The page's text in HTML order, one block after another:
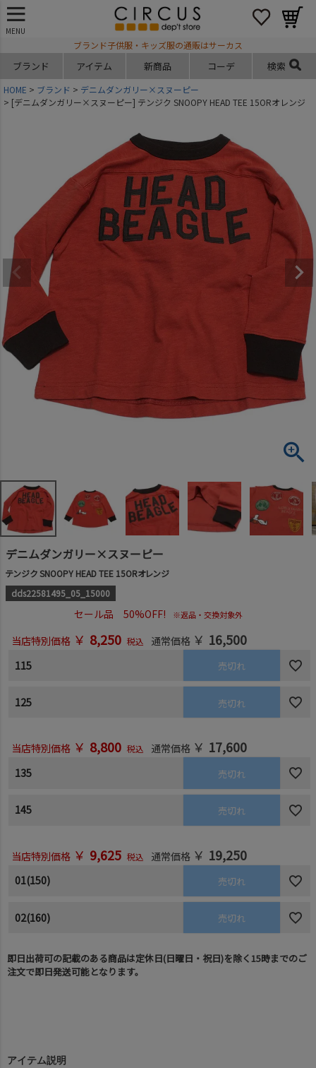
MENU
ブランド子供服・キッズ服の通販はサーカス
ブランド アイテム 新商品 コーデ 検索
HOME ブランド
デニムダンガリー×スヌーピー
[デニムダンガリー×スヌーピー] テンジク SNOOPY HEAD TEE 15ORオレンジ
デニムダンガリー×スヌーピー
テンジク SNOOPY HEAD TEE 15ORオレンジ
dds22581495_05_15000
セール品 50%OFF! ※返品・交換対象外
当店特別価格 ￥ 8,250 税込 通常価格 ￥ 16,500
115 売切れ
125 売切れ
当店特別価格 ￥ 8,800 税込 通常価格 ￥ 17,600
135 売切れ
145 売切れ
当店特別価格 ￥ 9,625 税込 通常価格 ￥ 19,250
01(150) 売切れ
02(160) 売切れ
即日出荷可の記載のある商品は定休日(日曜日・祝日)を除く15時までのご
注文で即日発送可能となります。
アイテム説明